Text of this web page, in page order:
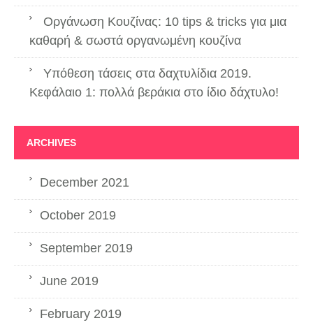
Οργάνωση Κουζίνας: 10 tips & tricks για μια
καθαρή & σωστά οργανωμένη κουζίνα
Υπόθεση τάσεις στα δαχτυλίδια 2019.
Κεφάλαιο 1: πολλά βεράκια στο ίδιο δάχτυλο!
ARCHIVES
December 2021
October 2019
September 2019
June 2019
February 2019